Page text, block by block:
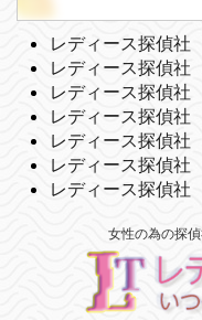
レディース探偵
レディース探偵
レディース探偵
レディース探偵
レディース探偵
レディース探偵
レディース探偵
女性の為の探